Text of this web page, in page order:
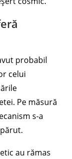
probabil
celui
Pe măsură
s-a
au rămas